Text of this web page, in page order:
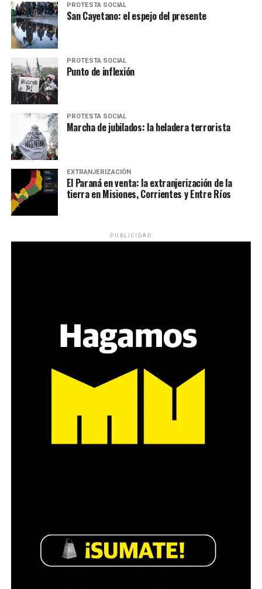
PROTESTA SOCIAL
San Cayetano: el espejo del presente
PROTESTA SOCIAL
Punto de inflexión
PROTESTA SOCIAL
Marcha de jubilados: la heladera terrorista
EXTRANJERIZACIÓN
El Paraná en venta: la extranjerización de la
tierra en Misiones, Corrientes y Entre Ríos
PUBLICIDAD